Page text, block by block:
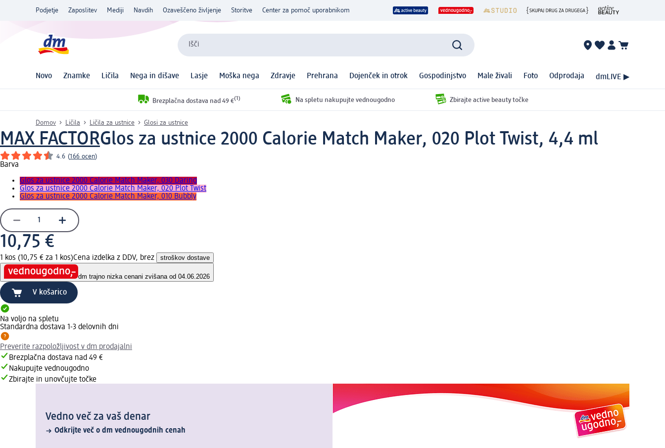
Podjetje Zaposlitev Mediji Navdih Ozaveščeno življenje Storitve Center za pomoč uporabnikom
Išči
Novo Znamke Ličila Nega in dišave Lasje Moška nega Zdravje Prehrana Dojenček in otrok Gospodinjstvo Male živali Foto Odprodaja dmLIVE ▶
Brezplačna dostava nad 49 €(1) Na spletu nakupujte vednougodno Zbirajte active beauty točke
Domov Ličila Ličila za ustnice Glosi za ustnice
MAX FACTORGlos za ustnice 2000 Calorie Match Maker, 020 Plot Twist, 4,4 ml
4.6 (166 ocen)
Barva
Glos za ustnice 2000 Calorie Match Maker, 030 Daring
Glos za ustnice 2000 Calorie Match Maker, 020 Plot Twist
Glos za ustnice 2000 Calorie Match Maker, 010 Bubbly
10,75 €
1 kos (10,75 € za 1 kos)Cena izdelka z DDV, brez stroškov dostave
dm trajno nizka cenani zvišana od 04.06.2026
V košarico
Na voljo na spletu
Standardna dostava 1-3 delovnih dni
Preverite razpoložljivost v dm prodajalni
Brezplačna dostava nad 49 €
Nakupujte vednougodno
Zbirajte in unovčujte točke
Vedno več za vaš denar
Odkrijte več o dm vednougodnih cenah